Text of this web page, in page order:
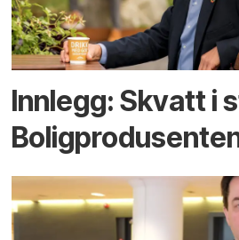
Innlegg: Skvatt i